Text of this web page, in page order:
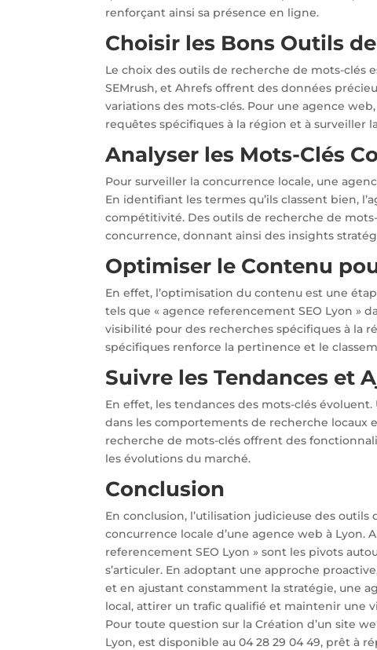
renforçant ainsi sa présence en ligne.
Choisir les Bons Outils
Le choix des outils de recherche de mots-clés
SEMrush, et Ahrefs offrent des données
variations des mots-clés. Pour une agence
requêtes spécifiques à la région et à surveiller
Analyser les Mots-Clés
Pour surveiller la concurrence locale, une
En identifiant les termes qu’ils classent bien,
compétitivité. Des outils de recherche de
concurrence, donnant ainsi des insights
Optimiser le Contenu
En effet, l’optimisation du contenu est une
tels que « agence referencement SEO Lyon »
visibilité pour des recherches spécifiques à la
spécifiques renforce la pertinence et le
Suivre les Tendances et
En effet, les tendances des mots-clés
dans les comportements de recherche locaux
recherche de mots-clés offrent des
les évolutions du marché.
Conclusion
En conclusion, l’utilisation judicieuse des
concurrence locale d’une agence web à Lyon.
referencement SEO Lyon » sont les pivots
s’articuler. En adoptant une approche
et en ajustant constamment la stratégie, une
local, attirer un trafic qualifié et maintenir une
Pour toute question sur la Création d’un site
Lyon, est disponible au 04 28 29 04 49, prêt à